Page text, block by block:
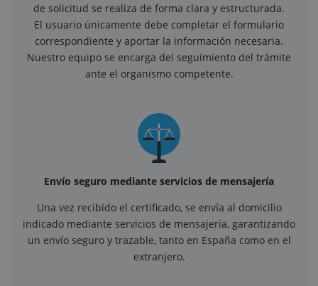
de solicitud se realiza de forma clara y estructurada.
El usuario únicamente debe completar el formulario
correspondiente y aportar la información necesaria.
Nuestro equipo se encarga del seguimiento del trámite
ante el organismo competente.
Envío seguro mediante servicios de mensajería
Una vez recibido el certificado, se envía al domicilio
indicado mediante servicios de mensajería, garantizando
un envío seguro y trazable, tanto en España como en el
extranjero.